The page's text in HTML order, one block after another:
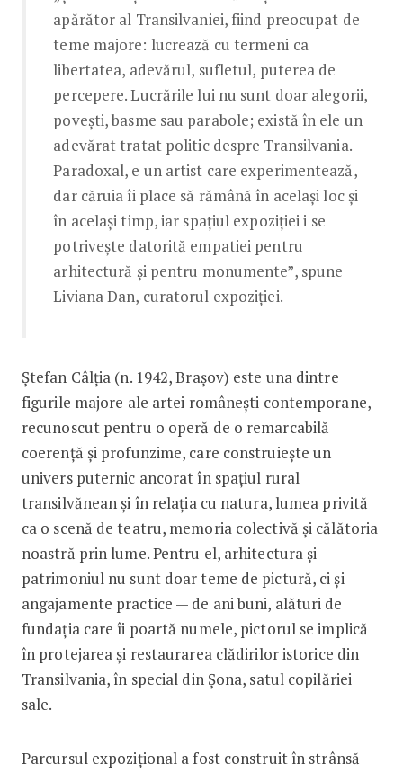
apărător al Transilvaniei, fiind preocupat de
teme majore: lucrează cu termeni ca
libertatea, adevărul, sufletul, puterea de
percepere. Lucrările lui nu sunt doar alegorii,
povești, basme sau parabole; există în ele un
adevărat tratat politic despre Transilvania.
Paradoxal, e un artist care experimentează,
dar căruia îi place să rămână în același loc și
în același timp, iar spațiul expoziției i se
potrivește datorită empatiei pentru
arhitectură și pentru monumente”, spune
Liviana Dan, curatorul expoziției.
Ștefan Câlția (n. 1942, Brașov) este una dintre
figurile majore ale artei românești contemporane,
recunoscut pentru o operă de o remarcabilă
coerență și profunzime, care construiește un
univers puternic ancorat în spațiul rural
transilvănean și în relația cu natura, lumea privită
ca o scenă de teatru, memoria colectivă și călătoria
noastră prin lume. Pentru el, arhitectura și
patrimoniul nu sunt doar teme de pictură, ci și
angajamente practice — de ani buni, alături de
fundația care îi poartă numele, pictorul se implică
în protejarea și restaurarea clădirilor istorice din
Transilvania, în special din Șona, satul copilăriei
sale.
Parcursul expozițional a fost construit în strânsă